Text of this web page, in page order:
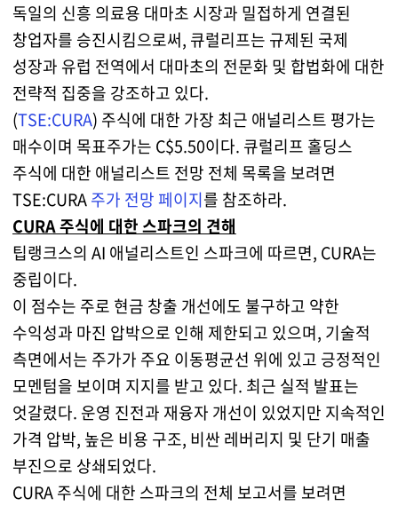
독일의 신흥 의료용 대마초 시장과 밀접하게 연결된
창업자를 승진시킴으로써, 큐럴리프는 규제된 국제
성장과 유럽 전역에서 대마초의 전문화 및 합법화에 대한
전략적 집중을 강조하고 있다.
(TSE:CURA) 주식에 대한 가장 최근 애널리스트 평가는
매수이며 목표주가는 C$5.50이다. 큐럴리프 홀딩스
주식에 대한 애널리스트 전망 전체 목록을 보려면
TSE:CURA주가 전망 페이지를 참조하라.
CURA 주식에 대한 스파크의 견해
팁랭크스의 AI 애널리스트인 스파크에 따르면, CURA는
중립이다.
이 점수는 주로 현금 창출 개선에도 불구하고 약한
수익성과 마진 압박으로 인해 제한되고 있으며, 기술적
측면에서는 주가가 주요 이동평균선 위에 있고 긍정적인
모멘텀을 보이며 지지를 받고 있다. 최근 실적 발표는
엇갈렸다. 운영 진전과 재융자 개선이 있었지만 지속적인
가격 압박, 높은 비용 구조, 비싼 레버리지 및 단기 매출
부진으로 상쇄되었다.
CURA 주식에 대한 스파크의 전체 보고서를 보려면